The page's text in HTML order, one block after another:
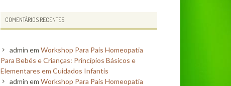
COMENTÁRIOS RECENTES
admin em Workshop Para Pais Homeopatia
Para Bebés e Crianças: Princípios Básicos e
Elementares em Cuidados Infantis
admin em Workshop Para Pais Homeopatia